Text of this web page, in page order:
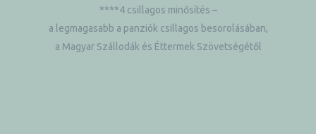
****4 csillagos minősítés –
a legmagasabb a panziók csillagos besorolásában,
a Magyar Szállodák és Éttermek Szövetségétől